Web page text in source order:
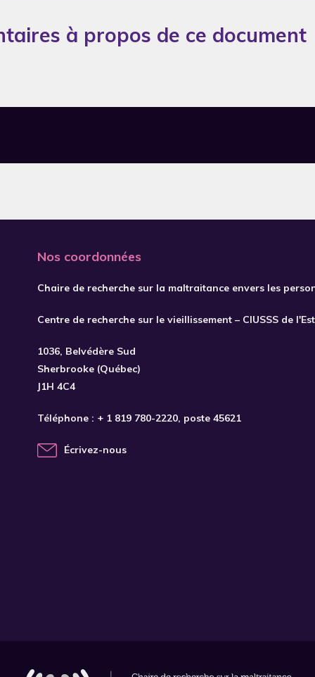
à propos de ce document
Nos coordonnées
Chaire de recherche sur la maltraitance envers les
Centre de recherche sur le vieillissement – CIUSSS de
1036, Belvédère Sud
Sherbrooke (Québec)
J1H 4C4
Téléphone : + 1 819 780-2220, poste 45621
Écrivez-nous